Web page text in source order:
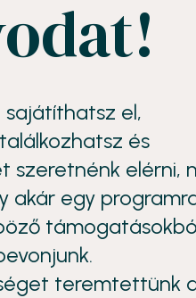
sajátíthatsz el,
és
szeretnénk elérni,
akár egy
teremtettünk